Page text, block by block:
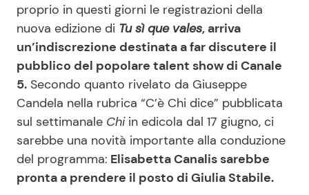
Mondo Mamma
News benessere
Salute
Viaggi e Turismo
Festività
Le Ricette in TV
Primi Piatti
Ricette Facili e Veloci
Ricette Feste
Ricette per Bambini
proprio in questi giorni le registrazioni della
nuova edizione di Tu sì que vales, arriva
un’indiscrezione destinata a far discutere il
pubblico del popolare talent show di Canale
5. Secondo quanto rivelato da Giuseppe
Candela nella rubrica “C’è Chi dice” pubblicata
sul settimanale Chiin edicola dal 17 giugno, ci
sarebbe una novità importante alla conduzione
del programma: Elisabetta Canalis sarebbe
pronta a prendere il posto di Giulia Stabile.